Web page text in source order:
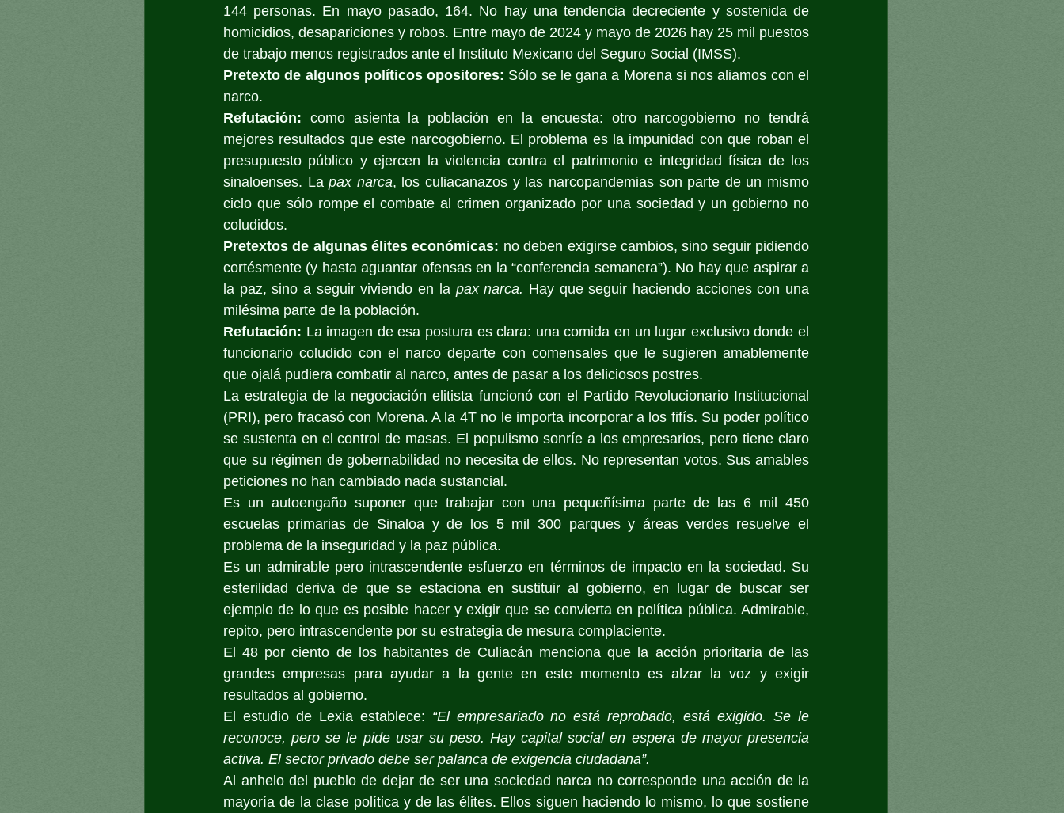
144 personas. En mayo pasado, 164. No hay una tendencia decreciente y sostenida de
homicidios, desapariciones y robos. Entre mayo de 2024 y mayo de 2026 hay 25 mil puestos
de trabajo menos registrados ante el Instituto Mexicano del Seguro Social (IMSS).
Pretexto de algunos políticos opositores: Sólo se le gana a Morena si nos aliamos con el
narco.
Refutación: como asienta la población en la encuesta: otro narcogobierno no tendrá
mejores resultados que este narcogobierno. El problema es la impunidad con que roban el
presupuesto público y ejercen la violencia contra el patrimonio e integridad física de los
sinaloenses. La pax narca, los culiacanazos y las narcopandemias son parte de un mismo
ciclo que sólo rompe el combate al crimen organizado por una sociedad y un gobierno no
coludidos.
Pretextos de algunas élites económicas: no deben exigirse cambios, sino seguir pidiendo
cortésmente (y hasta aguantar ofensas en la “conferencia semanera”). No hay que aspirar a
la paz, sino a seguir viviendo en la pax narca. Hay que seguir haciendo acciones con una
milésima parte de la población.
Refutación: La imagen de esa postura es clara: una comida en un lugar exclusivo donde el
funcionario coludido con el narco departe con comensales que le sugieren amablemente
que ojalá pudiera combatir al narco, antes de pasar a los deliciosos postres.
La estrategia de la negociación elitista funcionó con el Partido Revolucionario Institucional
(PRI), pero fracasó con Morena. A la 4T no le importa incorporar a los fifís. Su poder político
se sustenta en el control de masas. El populismo sonríe a los empresarios, pero tiene claro
que su régimen de gobernabilidad no necesita de ellos. No representan votos. Sus amables
peticiones no han cambiado nada sustancial.
Es un autoengaño suponer que trabajar con una pequeñísima parte de las 6 mil 450
escuelas primarias de Sinaloa y de los 5 mil 300 parques y áreas verdes resuelve el
problema de la inseguridad y la paz pública.
Es un admirable pero intrascendente esfuerzo en términos de impacto en la sociedad. Su
esterilidad deriva de que se estaciona en sustituir al gobierno, en lugar de buscar ser
ejemplo de lo que es posible hacer y exigir que se convierta en política pública. Admirable,
repito, pero intrascendente por su estrategia de mesura complaciente.
El 48 por ciento de los habitantes de Culiacán menciona que la acción prioritaria de las
grandes empresas para ayudar a la gente en este momento es alzar la voz y exigir
resultados al gobierno.
El estudio de Lexia establece: “El empresariado no está reprobado, está exigido. Se le
reconoce, pero se le pide usar su peso. Hay capital social en espera de mayor presencia
activa. El sector privado debe ser palanca de exigencia ciudadana”.
Al anhelo del pueblo de dejar de ser una sociedad narca no corresponde una acción de la
mayoría de la clase política y de las élites. Ellos siguen haciendo lo mismo, lo que sostiene